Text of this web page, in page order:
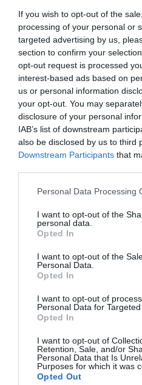
If you wish to opt-out of the
processing of your personal or
targeted advertising by us,
section to confirm your
opt-out request is processed
interest-based ads based on
us or personal information
your opt-out. You may
disclosure of your personal
IAB’s list of downstream
also be disclosed by us to third
Downstream Participants that
Please note that this website/
not limited to your visit or
grant or deny consent to
use your data for below
consent section.
Personal Data Processing
I want to opt-out of the
personal data.
Opted In
I want to opt-out of the
Personal Data.
Opted In
I want to opt-out of
Personal Data for Targeted
Opted In
I want to opt-out of
Retention, Sale, and/or
Personal Data that Is
Purposes for which it was
Opted Out
Ειδήσεις σήμερα:
Αυτές οι
προστατεύουν από
και Αλτσχάιμερ
Μετακομίζει στο δικό
Μπουγάς – Σύντομα θα
Προσθήκη ως
Ακολούθησε το
ΚΟΡΟΝΟΙΟΣ
ΚΡΟΥΣΜΑΤΑ ΚΟΡΟΝΟΙΟΥ